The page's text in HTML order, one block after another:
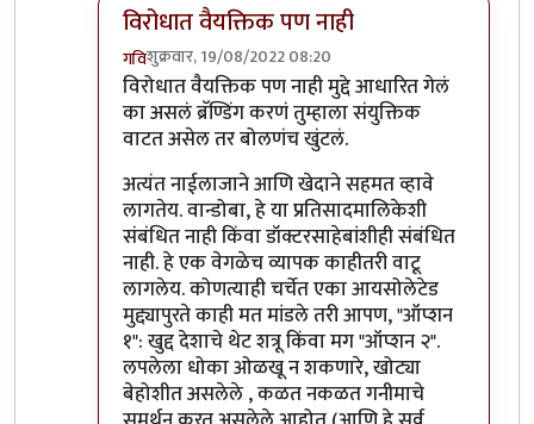
विरोधात वैयक्तिक पण नाही
गविशुक्रवार, 19/08/2022 08:20
In reply toआमचं सोडा डॉक्टरbyजेम्स वांड
विरोधात वैयक्तिक पण नाही मुद्दे आधारित गेलं
का असलं ब्रॅण्डिंग करणं तुम्हाला संयुक्तिक
वाटत असेल तर बोलणंच खुंटलं.
अत्यंत नाईलाजाने आणि खेदाने सहमत व्हावे
लागतेय. वान्डोबा, हे या प्रतिसादमालिकेशी
संबंधित नाही किंवा डॉक्टरसाहेबांशीही संबंधित
नाही. हे एक वेगळेच व्यापक काहीतरी वाटू
लागलेय. कोणत्याही चर्चेत एका आयसोलेटेड
मुद्द्यापुरते काही मत मांडले तरी आपण, "ऑप्शन
१": खुद्द देशाचे थेट शत्रू किंवा मग "ऑप्शन २".
लपलेला धोका ओळखू न शकणारे, खोट्या
बेहोशीत असलेले , कळत नकळत गनीमाचे